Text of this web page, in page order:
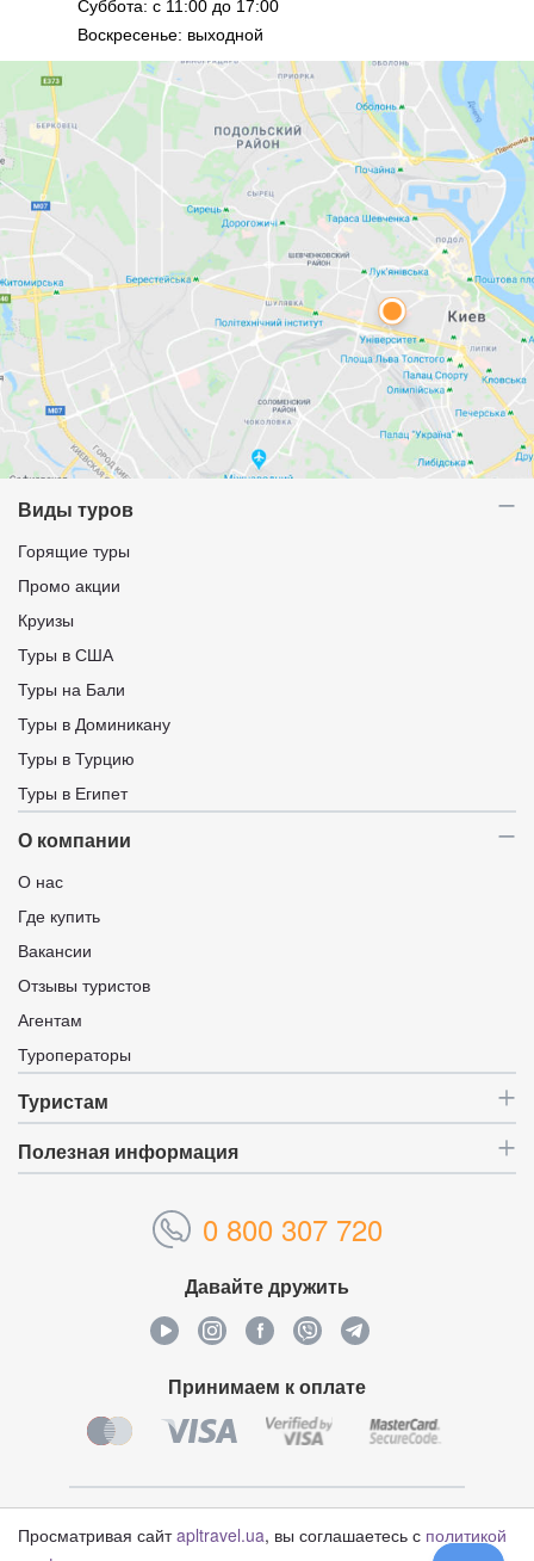
Суббота: с 11:00 до 17:00
Воскресенье: выходной
Просматривая сайтapltravel.ua, вы соглашаетесь с политикой
Виды туров
Горящие туры
Промо акции
Круизы
Туры в США
Туры на Бали
Туры в Доминикану
Туры в Турцию
Туры в Египет
О компании
О нас
Где купить
Вакансии
Отзывы туристов
Агентам
Туроператоры
Туристам
Полезная информация
0 800 307 720
Давайте дружить
Принимаем к оплате